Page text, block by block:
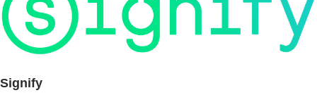
Signify